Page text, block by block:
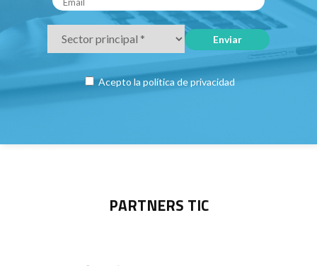
Acepto la política de privacidad
PARTNERS TIC